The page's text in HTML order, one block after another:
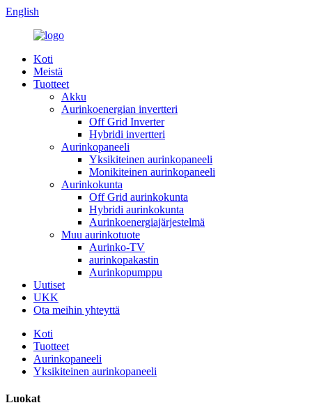
English
Koti
Meistä
Tuotteet
Akku
Aurinkoenergian invertteri
Off Grid Inverter
Hybridi invertteri
Aurinkopaneeli
Yksikiteinen aurinkopaneeli
Monikiteinen aurinkopaneeli
Aurinkokunta
Off Grid aurinkokunta
Hybridi aurinkokunta
Aurinkoenergiajärjestelmä
Muu aurinkotuote
Aurinko-TV
aurinkopakastin
Aurinkopumppu
Uutiset
UKK
Ota meihin yhteyttä
Koti
Tuotteet
Aurinkopaneeli
Yksikiteinen aurinkopaneeli
Luokat